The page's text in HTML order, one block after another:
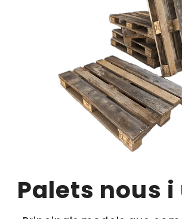
Palets nous